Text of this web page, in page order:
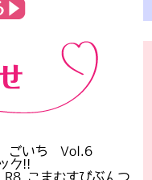
ごいち Vol.6
ク!!
こまむすびぶんつ